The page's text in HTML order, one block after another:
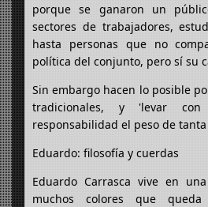
porque se ganaron un
sectores de trabajadores,
hasta personas que no
política del conjunto, pero sí su
Sin embargo hacen lo posible
tradicionales, y 'levar
responsabilidad el peso de
Eduardo: filosofía y cuerdas
Eduardo Carrasca vive en
muchos colores que